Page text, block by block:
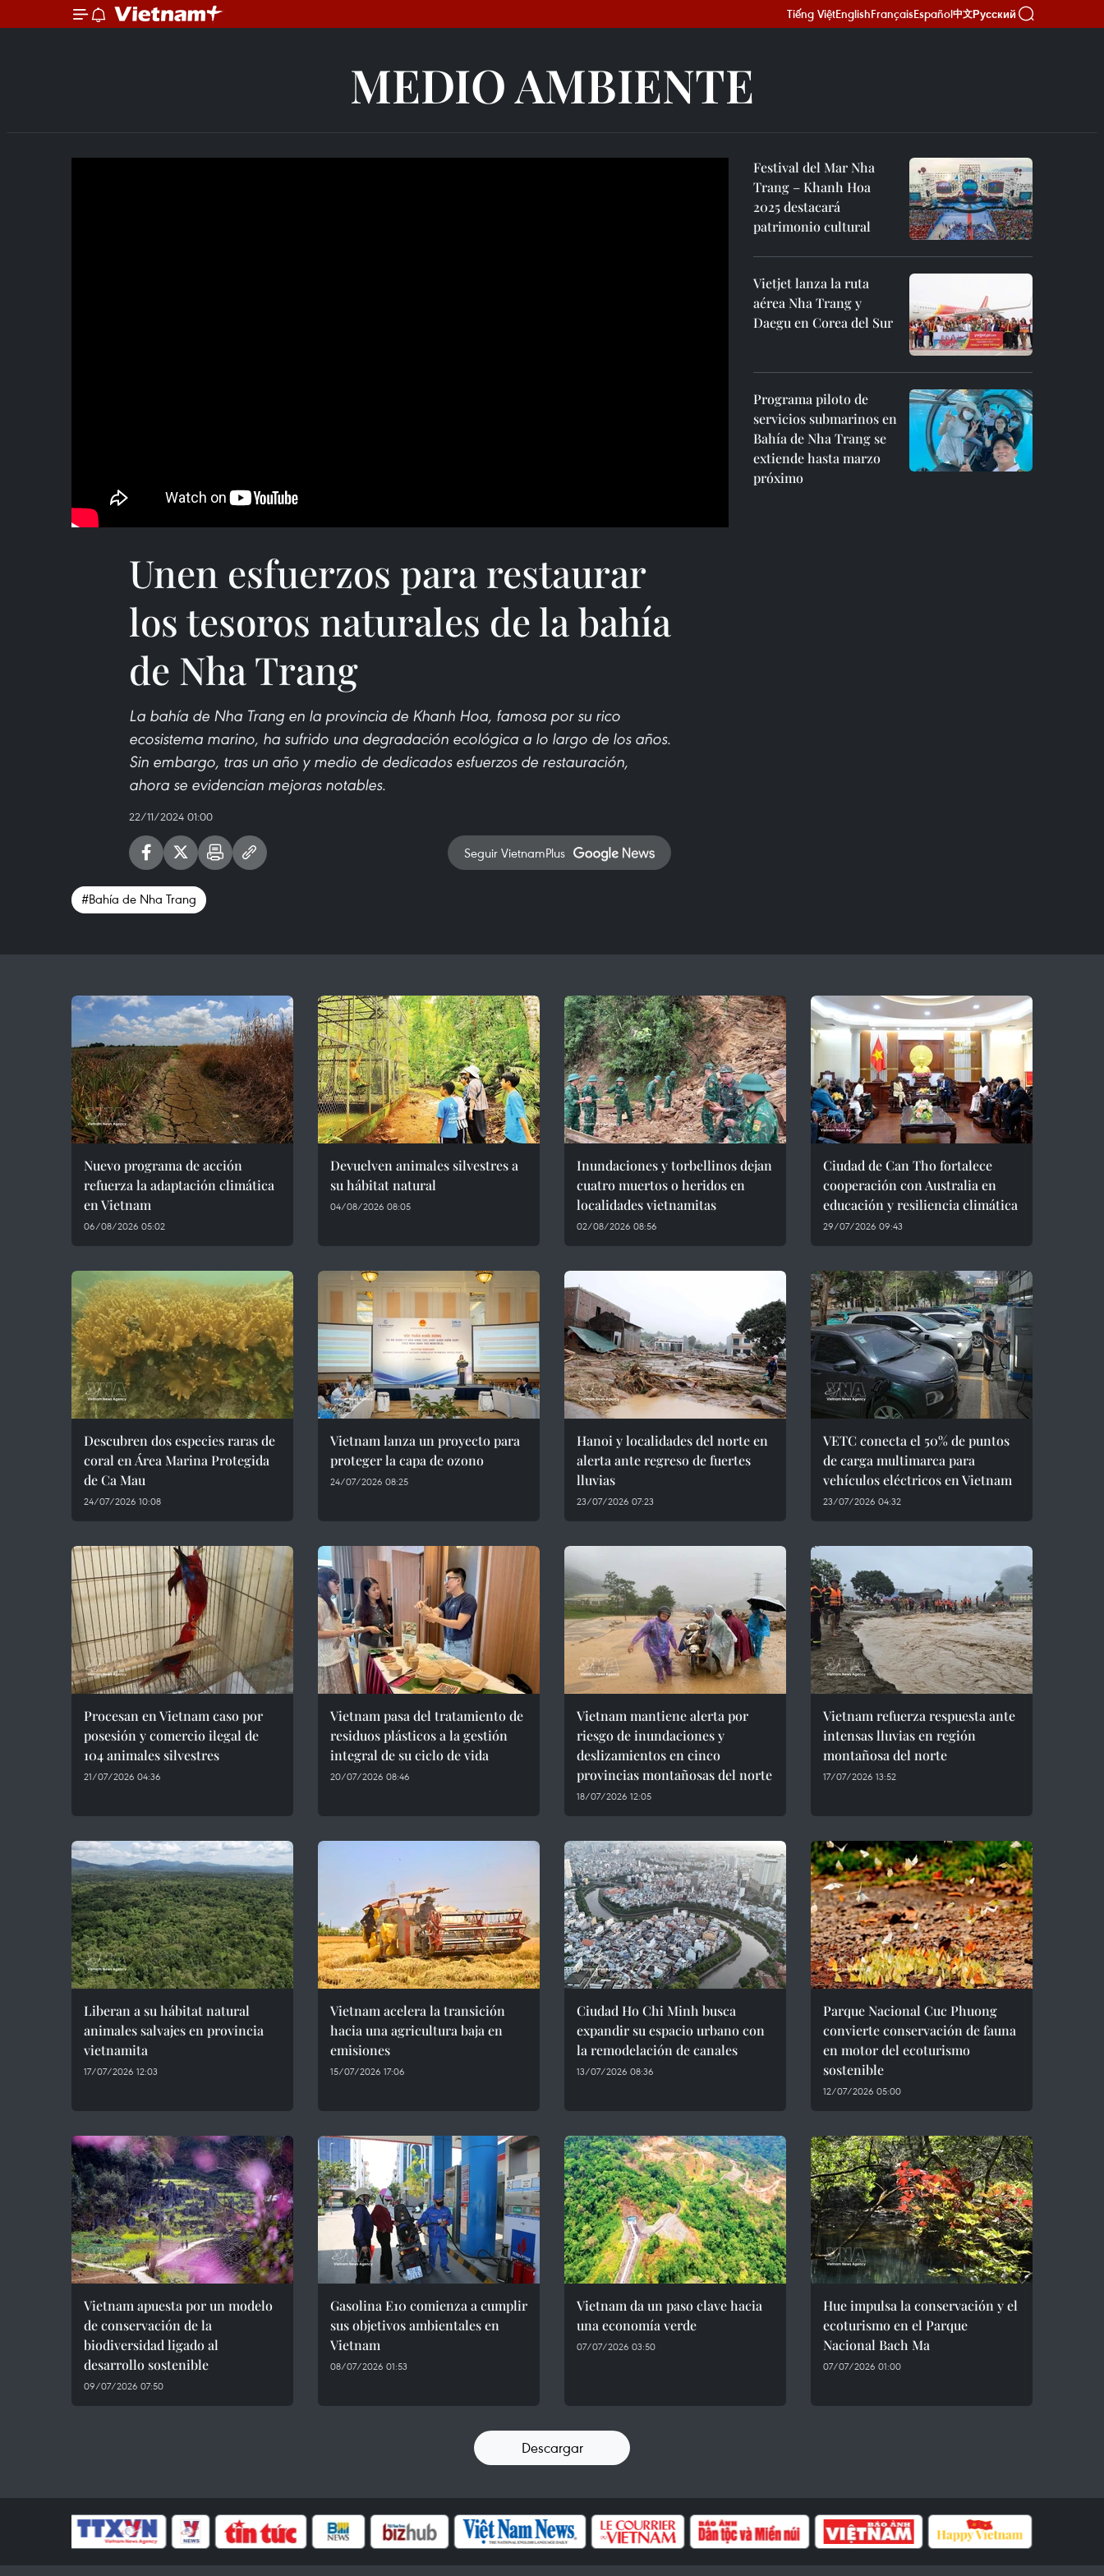
Tiếng ViệtEnglishFrançaisEspañol中文Русский
MEDIO AMBIENTE
Unen esfuerzos para restaurar
los tesoros naturales de la bahía
de Nha Trang
La bahía de Nha Trang en la provincia de Khanh Hoa, famosa por su rico
ecosistema marino, ha sufrido una degradación ecológica a lo largo de los años.
Sin embargo, tras un año y medio de dedicados esfuerzos de restauración,
ahora se evidencian mejoras notables.
22/11/2024 01:00
Seguir VietnamPlus
#Bahía de Nha Trang
Festival del Mar Nha
Trang – Khanh Hoa
2025 destacará
patrimonio cultural
Vietjet lanza la ruta
aérea Nha Trang y
Daegu en Corea del Sur
Programa piloto de
servicios submarinos en
Bahía de Nha Trang se
extiende hasta marzo
próximo
Nuevo programa de acción
refuerza la adaptación climática
en Vietnam
06/08/2026 05:02
Devuelven animales silvestres a
su hábitat natural
04/08/2026 08:05
Inundaciones y torbellinos dejan
cuatro muertos o heridos en
localidades vietnamitas
02/08/2026 08:56
Ciudad de Can Tho fortalece
cooperación con Australia en
educación y resiliencia climática
29/07/2026 09:43
Descubren dos especies raras de
coral en Área Marina Protegida
de Ca Mau
24/07/2026 10:08
Vietnam lanza un proyecto para
proteger la capa de ozono
24/07/2026 08:25
Hanoi y localidades del norte en
alerta ante regreso de fuertes
lluvias
23/07/2026 07:23
VETC conecta el 50% de puntos
de carga multimarca para
vehículos eléctricos en Vietnam
23/07/2026 04:32
Procesan en Vietnam caso por
posesión y comercio ilegal de
104 animales silvestres
21/07/2026 04:36
Vietnam pasa del tratamiento de
residuos plásticos a la gestión
integral de su ciclo de vida
20/07/2026 08:46
Vietnam mantiene alerta por
riesgo de inundaciones y
deslizamientos en cinco
provincias montañosas del norte
18/07/2026 12:05
Vietnam refuerza respuesta ante
intensas lluvias en región
montañosa del norte
17/07/2026 13:52
Liberan a su hábitat natural
animales salvajes en provincia
vietnamita
17/07/2026 12:03
Vietnam acelera la transición
hacia una agricultura baja en
emisiones
15/07/2026 17:06
Ciudad Ho Chi Minh busca
expandir su espacio urbano con
la remodelación de canales
13/07/2026 08:36
Parque Nacional Cuc Phuong
convierte conservación de fauna
en motor del ecoturismo
sostenible
12/07/2026 05:00
Vietnam apuesta por un modelo
de conservación de la
biodiversidad ligado al
desarrollo sostenible
09/07/2026 07:50
Gasolina E10 comienza a cumplir
sus objetivos ambientales en
Vietnam
08/07/2026 01:53
Vietnam da un paso clave hacia
una economía verde
07/07/2026 03:50
Hue impulsa la conservación y el
ecoturismo en el Parque
Nacional Bach Ma
07/07/2026 01:00
Descargar